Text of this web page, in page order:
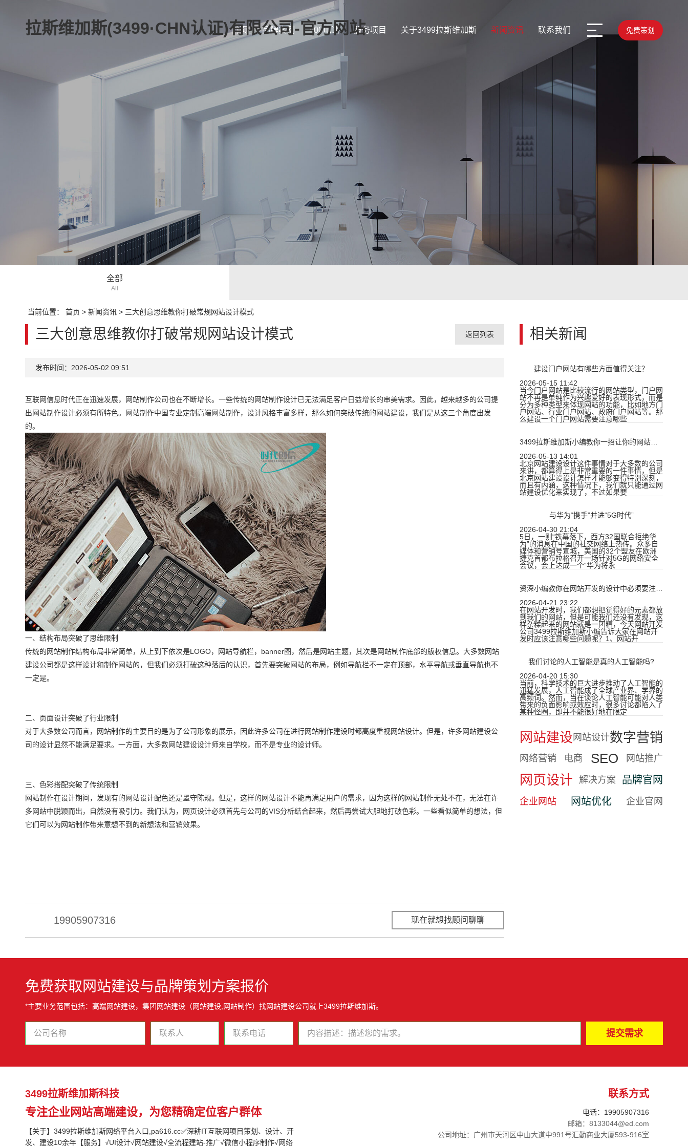
拉斯维加斯(3499·CHN认证)有限公司-官方网站
首页 品牌案例 400电话 服务项目 关于3499拉斯维加斯 新闻资讯 联系我们 免费策划
全部
All
当前位置： 首页 > 新闻资讯> 三大创意思维教你打破常规网站设计模式
相关新闻
建设门户网站有哪些方面值得关注？
2026-05-15 11:42
当今门户网站是比较流行的网站类型，门户网
站不再是单纯作为兴趣爱好的表现形式，而是
分为多种类型来体现网站的功能，比如地方门
户网站、行业门户网站、政府门户网站等。那
么建设一个门户网站需要注意哪些
2026-05-13 14:01
北京网站建设设计这件事情对于大多数的公司
来讲，都算得上是非常重要的一件事情，但是
北京网站建设设计怎样才能够变得特别深刻，
而且有内涵，这种情况下，我们就只能通过网
站建设优化来实现了，不过如果要
与华为“携手”并进“5G时代”
2026-04-30 21:04
5日，一则“铁幕落下，西方32国联合拒绝华
为”的消息在中国的社交网络上热传。众多自
媒体和营销号宣城，美国的32个盟友在欧洲
捷克首都布拉格召开一场针对5G的网络安全
会议，会上达成一个“华为将永
2026-04-21 23:22
在网站开发时，我们都想把觉得好的元素都放
到我们的网站，但是可能我们还没有发现，这
样杂糅起来的网站就是一团糟，今天网站开发
公司3499拉斯维加斯小编告诉大家在网站开
发时应该注意哪些问题呢？1、网站开
我们讨论的人工智能是真的人工智能吗?
2026-04-20 15:30
当前，科学技术的巨大进步推动了人工智能的
迅猛发展，人工智能成了全球产业界、学界的
高频词。然而，当在谈论人工智能可能对人类
带来的负面影响或效应时，很多讨论都陷入了
某种怪圈，即并不能很好地在限定
网站建设 网站设计数字营销
网络营销 电商 SEO 网站推广
网页设计 解决方案 品牌官网
企业网站 网站优化 企业官网
三大创意思维教你打破常规网站设计模式 返回列表
发布时间：2026-05-02 09:51
互联网信息时代正在迅速发展，网站制作公司也在不断增长。一些传统的网站制作设计已无法满足客户日益增长的审美需求。因此，越来越多的公司提
出网站制作设计必须有所特色。网站制作中国专业定制高端网站制作，设计风格丰富多样，那么如何突破传统的网站建设，我们是从这三个角度出发
的。
一、结构布局突破了思维限制
传统的网站制作结构布局非常简单，从上到下依次是LOGO，网站导航栏，banner图，然后是网站主题，其次是网站制作底部的版权信息。大多数网站
建设公司都是这样设计和制作网站的，但我们必须打破这种落后的认识，首先要突破网站的布局，例如导航栏不一定在顶部，水平导航或垂直导航也不
一定是。
二、页面设计突破了行业限制
对于大多数公司而言，网站制作的主要目的是为了公司形象的展示，因此许多公司在进行网站制作建设时都高度重视网站设计。但是，许多网站建设公
司的设计显然不能满足要求。一方面，大多数网站建设设计师来自学校，而不是专业的设计师。
三、色彩搭配突破了传统限制
网站制作在设计期间，发现有的网站设计配色还是墨守陈规。但是，这样的网站设计不能再满足用户的需求，因为这样的网站制作无处不在，无法在许
多网站中脱颖而出，自然没有吸引力。我们认为，网页设计必须首先与公司的VIS分析结合起来，然后再尝试大胆地打破色彩。一些看似简单的想法，但
它们可以为网站制作带来意想不到的新想法和营销效果。
19905907316 现在就想找顾问聊聊
免费获取网站建设与品牌策划方案报价
*主要业务范围包括：高端网站建设，集团网站建设（网站建设,网站制作）找网站建设公司就上3499拉斯维加斯。
3499拉斯维加斯科技
专注企业网站高端建设，为您精确定位客户群体
【关于】3499拉斯维加斯网络平台入口,pa616.cc✅深耕IT互联网项目策划、设计、开
发、建设10余年【服务】√UI设计√网站建设√全流程建站-推广√微信小程序制作√网络
联系方式
电话：19905907316
邮箱：8133044@ed.com
公司地址：广州市天河区中山大道中991号汇勤商业大厦593-916室